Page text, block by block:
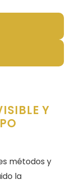
Y
métodos y
la